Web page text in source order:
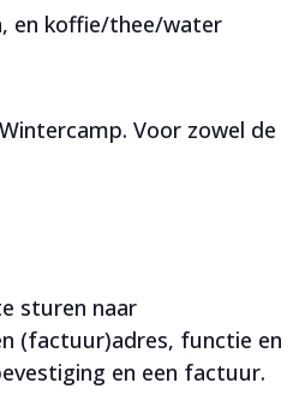
en koffie/thee/water
Voor zowel de
sturen naar
(factuur)adres, functie en
en een factuur.